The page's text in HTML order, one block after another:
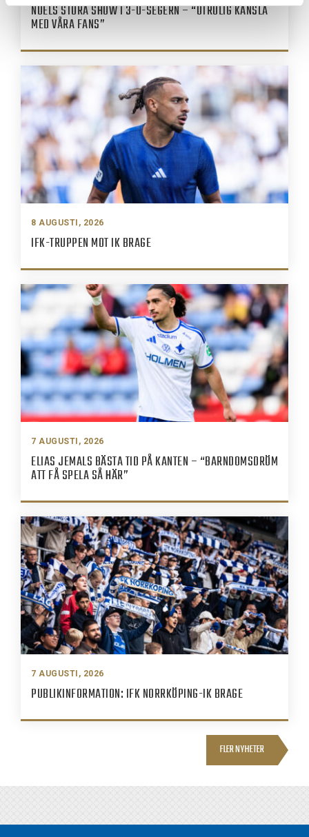
NOELS STORA SHOW I 3-0-SEGERN – “OTROLIG KÄNSLA
MED VÅRA FANS”
8 AUGUSTI, 2026
IFK-TRUPPEN MOT IK BRAGE
7 AUGUSTI, 2026
ELIAS JEMALS BÄSTA TID PÅ KANTEN – “BARNDOMSDRÖM
ATT FÅ SPELA SÅ HÄR”
7 AUGUSTI, 2026
PUBLIKINFORMATION: IFK NORRKÖPING-IK BRAGE
FLER NYHETER